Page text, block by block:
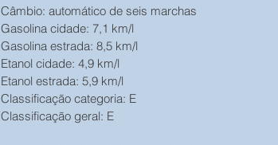
Câmbio: automático de seis marchas
Gasolina cidade: 7,1 km/l
Gasolina estrada: 8,5 km/l
Etanol cidade: 4,9 km/l
Etanol estrada: 5,9 km/l
Classificação categoria: E
Classificação geral: E